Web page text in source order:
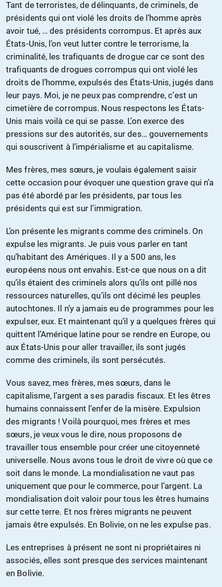
Tant de terroristes, de délinquants, de criminels, de
présidents qui ont violé les droits de l’homme après
avoir tué, … des présidents corrompus. Et après aux
États-Unis, l’on veut lutter contre le terrorisme, la
criminalité, les trafiquants de drogue car ce sont des
trafiquants de drogues corrompus qui ont violé les
droits de l’homme, expulsés des États-Unis, jugés dans
leur pays. Moi, je ne peux pas comprendre, c’est un
cimetière de corrompus. Nous respectons les États-
Unis mais voilà ce qui se passe. L’on exerce des
pressions sur des autorités, sur des… gouvernements
qui souscrivent à l’impérialisme et au capitalisme.
Mes frères, mes sœurs, je voulais également saisir
cette occasion pour évoquer une question grave qui n’a
pas été abordé par les présidents, par tous les
présidents qui est sur l’immigration.
L’on présente les migrants comme des criminels. On
expulse les migrants. Je puis vous parler en tant
qu’habitant des Amériques. Il y a 500 ans, les
européens nous ont envahis. Est-ce que nous on a dit
qu’ils étaient des criminels alors qu’ils ont pillé nos
ressources naturelles, qu’ils ont décimé les peuples
autochtones. Il n’y a jamais eu de programmes pour les
expulser, eux. Et maintenant qu’il y a quelques frères qui
quittent l’Amérique latine pour se rendre en Europe, ou
aux États-Unis pour aller travailler, ils sont jugés
comme des criminels, ils sont persécutés.
Vous savez, mes frères, mes sœurs, dans le
capitalisme, l’argent a ses paradis fiscaux. Et les êtres
humains connaissent l’enfer de la misère. Expulsion
des migrants ! Voilà pourquoi, mes frères et mes
sœurs, je veux vous le dire, nous proposons de
travailler tous ensemble pour créer une citoyenneté
universelle. Nous avons tous le droit de vivre où que ce
soit dans le monde. La mondialisation ne vaut pas
uniquement que pour le commerce, pour l’argent. La
mondialisation doit valoir pour tous les êtres humains
sur cette terre. Et nos frères migrants ne peuvent
jamais être expulsés. En Bolivie, on ne les expulse pas.
Les entreprises à présent ne sont ni propriétaires ni
associés, elles sont presque des services maintenant
en Bolivie.